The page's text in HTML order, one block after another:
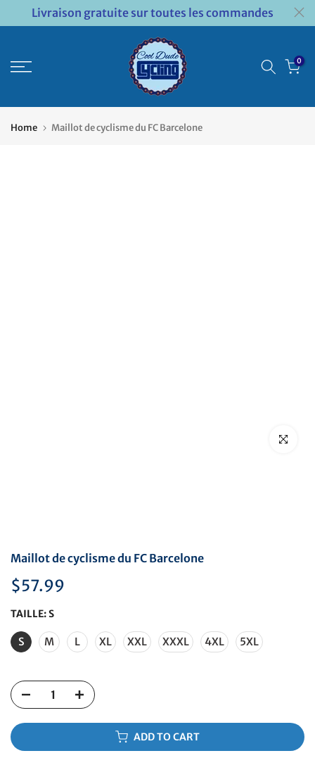
PasserLivraison gratuite sur toutes les commandes
0
Home Maillot de cyclisme du FC Barcelone
Cliquez
Maillot de cyclisme du FC Barcelone
$57.99
TAILLE:S
S M L XL XXL XXXL 4XL 5XL
ADD TO CART